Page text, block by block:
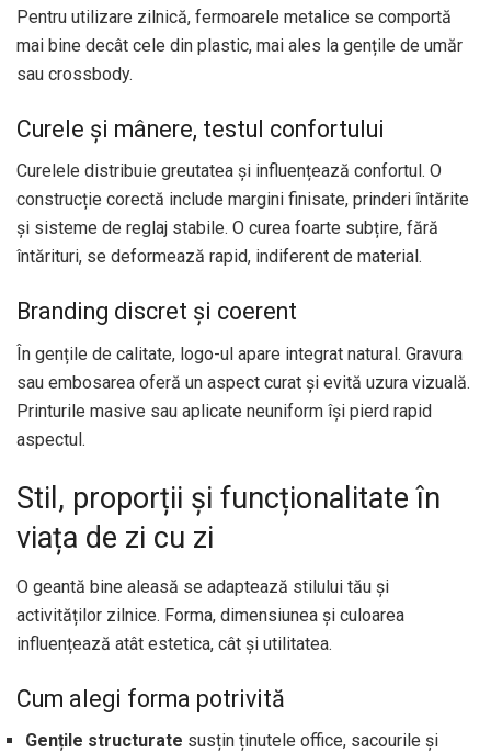
Pentru utilizare zilnică, fermoarele metalice se comportă
mai bine decât cele din plastic, mai ales la gențile de umăr
sau crossbody.
Curele și mânere, testul confortului
Curelele distribuie greutatea și influențează confortul. O
construcție corectă include margini finisate, prinderi întărite
și sisteme de reglaj stabile. O curea foarte subțire, fără
întărituri, se deformează rapid, indiferent de material.
Branding discret și coerent
În gențile de calitate, logo-ul apare integrat natural. Gravura
sau embosarea oferă un aspect curat și evită uzura vizuală.
Printurile masive sau aplicate neuniform își pierd rapid
aspectul.
Stil, proporții și funcționalitate în
viața de zi cu zi
O geantă bine aleasă se adaptează stilului tău și
activităților zilnice. Forma, dimensiunea și culoarea
influențează atât estetica, cât și utilitatea.
Cum alegi forma potrivită
Gențile structurate susțin ținutele office, sacourile și